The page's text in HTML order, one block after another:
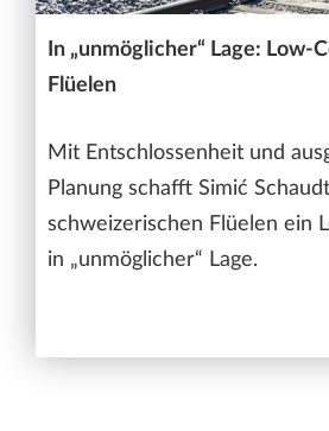
In „unmöglicher“ Lage: Low-
Flüelen
Mit Entschlossenheit und
Planung schafft Simić
schweizerischen Flüelen ein
in „unmöglicher“ Lage.